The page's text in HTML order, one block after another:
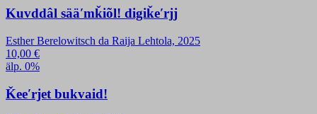
Kuvddâl sääʹmǩiõl! digiǩeʹrjj
Esther Berelowitsch da Raija Lehtola, 2025
10,00 €
älp. 0%
Ǩeeʹrjet bukvaid!